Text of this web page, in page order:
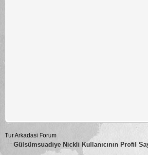
Tur Arkadasi Forum
Gülsümsuadiye Nickli Kullanıcının Profil